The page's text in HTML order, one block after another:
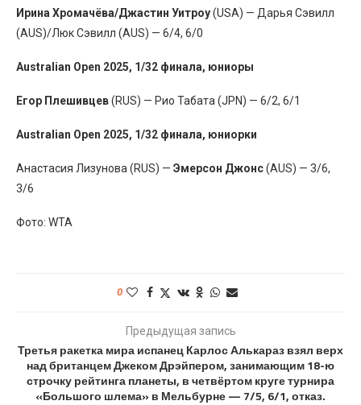
Ирина Хромачёва/Джастин Уитроу(USA) — Дарья Сэвилл
(AUS)/Люк Сэвилл (AUS) — 6/4, 6/0
Australian Open 2025, 1/32 финала, юниоры
Егор Плешивцев(RUS) — Рио Табата (JPN) — 6/2, 6/1
Australian Open 2025, 1/32 финала, юниорки
Анастасия Лизунова (RUS) — Эмерсон Джонс(AUS) — 3/6,
3/6
Фото: WTA
0
Предыдущая запись
Третья ракетка мира испанец Карлос Алькараз взял верх
над британцем Джеком Дрэйпером, занимающим 18-ю
строчку рейтинга планеты, в четвёртом круге турнира
«Большого шлема» в Мельбурне — 7/5, 6/1, отказ.